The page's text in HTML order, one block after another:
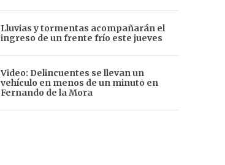
Lluvias y tormentas acompañarán el
ingreso de un frente frío este jueves
Video: Delincuentes se llevan un
vehículo en menos de un minuto en
Fernando de la Mora